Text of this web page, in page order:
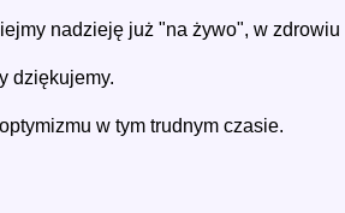
nadzieję już "na żywo", w
dziękujemy.
w tym trudnym czasie.